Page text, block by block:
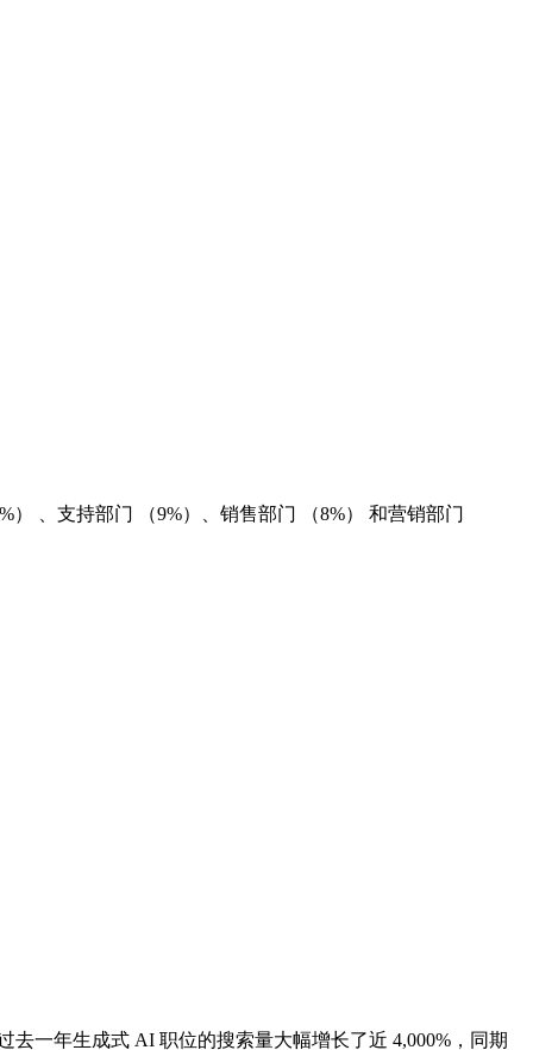
、支持部门 （9%）、销售部门 （8%） 和营销部门
一年生成式 AI 职位的搜索量大幅增长了近 4,000%，同期